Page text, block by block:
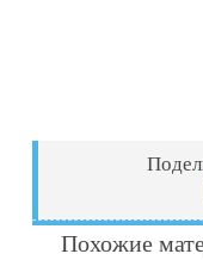
Похожие